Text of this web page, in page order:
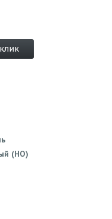
(НО)